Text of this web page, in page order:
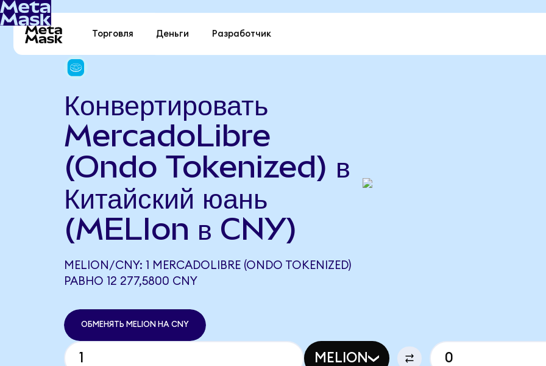
Торговля Деньги Разработчик
Конвертировать
MercadoLibre
(Ondo Tokenized) в
Китайский юань
(MELIon в CNY)
MELION/CNY: 1 MERCADOLIBRE (ONDO TOKENIZED)
РАВНО 12 277,5800 CNY
ОБМЕНЯТЬ MELION НА CNY
MELION